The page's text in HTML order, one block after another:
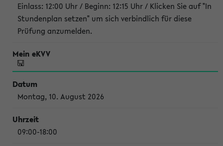
Einlass: 12:00 Uhr / Beginn: 12:15 Uhr / Klicken Sie auf "In
Stundenplan setzen" um sich verbindlich für diese
Prüfung anzumelden.
Montag, 10. August 2026
09:00-18:00